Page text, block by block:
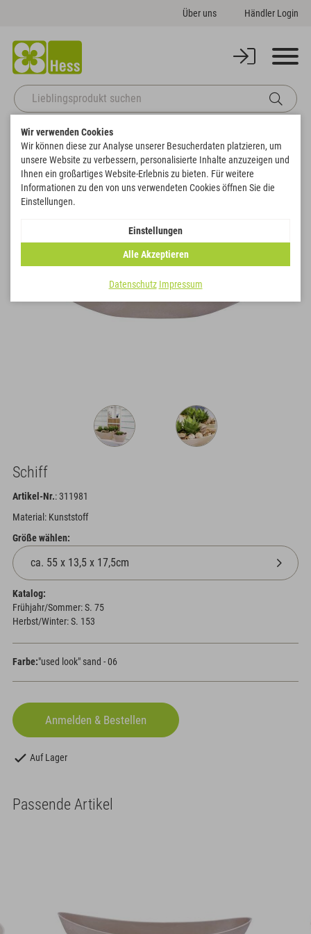
Über uns Händler Login
Startseite Gefäße Pflanzgefäße
Zurück zur Artikelübersicht
Schiff
Artikel-Nr.: 311981
Material: Kunststoff
Größe wählen:
Katalog:
Frühjahr/Sommer: S. 75
Herbst/Winter: S. 153
Farbe:"used look" sand - 06
Auf Lager
Passende Artikel
Wir verwenden Cookies
Wir können diese zur Analyse unserer Besucherdaten platzieren, um
unsere Website zu verbessern, personalisierte Inhalte anzuzeigen und
Ihnen ein großartiges Website-Erlebnis zu bieten. Für weitere
Informationen zu den von uns verwendeten Cookies öffnen Sie die
Einstellungen.
Einstellungen
Alle Akzeptieren
Datenschutz Impressum